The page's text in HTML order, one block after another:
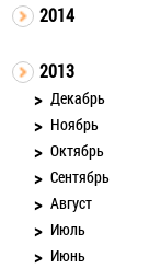
2014
2013
Декабрь
Ноябрь
Октябрь
Сентябрь
Август
Июль
Июнь